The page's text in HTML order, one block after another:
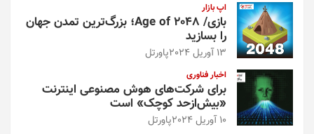
اپ بازار
بازی/ Age of 2048؛ بزرگ‌ترین تمدن جهان
را بسازید
13 آوریل 2024 پاورتل
اخبار فناوری
برای شرکت‌های هوش مصنوعی اینترنت
«بیش‌از‌حد کوچک» است
10 آوریل 2024 پاورتل